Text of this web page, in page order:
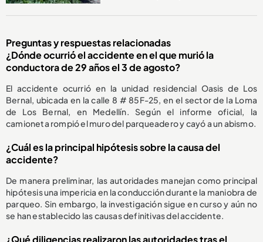
Preguntas y respuestas relacionadas
¿Dónde ocurrió el accidente en el que murió la
conductora de 29 años el 3 de agosto?
El accidente ocurrió en la unidad residencial Oasis de Los
Bernal, ubicada en la calle 8 # 85F-25, en el sector de la Loma
de Los Bernal, en Medellín. Según el informe oficial, la
camioneta rompió el muro del parqueadero y cayó a un abismo.
¿Cuál es la principal hipótesis sobre la causa del
accidente?
De manera preliminar, las autoridades manejan como principal
hipótesis una impericia en la conducción durante la maniobra de
parqueo. Sin embargo, la investigación sigue en curso y aún no
se han establecido las causas definitivas del accidente.
¿Qué diligencias realizaron las autoridades tras el